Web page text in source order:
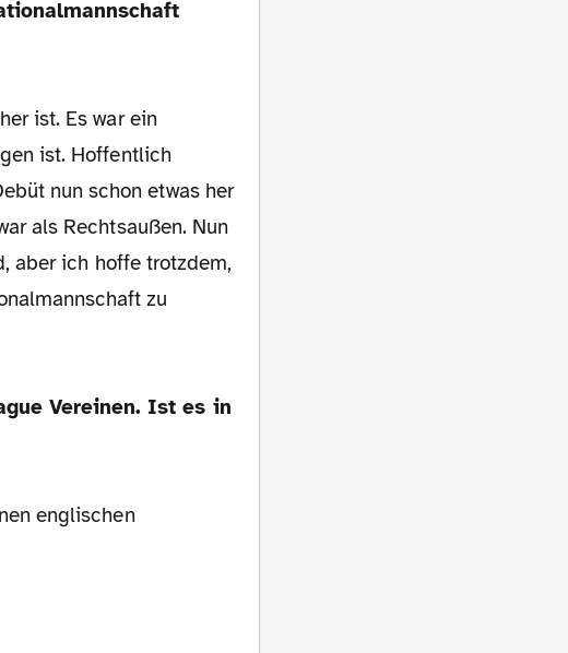
ist. Es war ein
ist. Hoffentlich
nun schon etwas her
als Rechtsaußen. Nun
aber ich hoffe trotzdem,
zu
Vereinen. Ist es in
englischen